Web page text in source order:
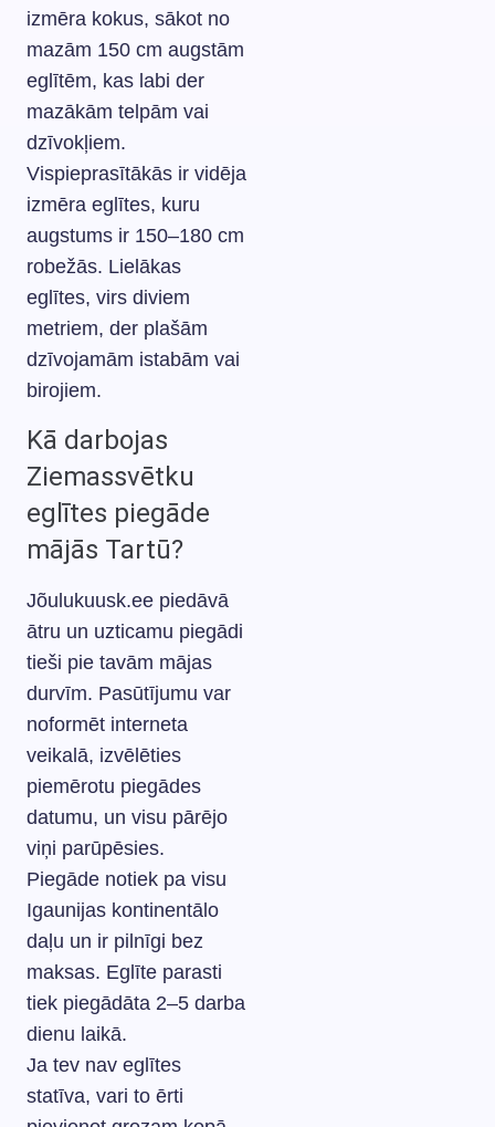
izmēra kokus, sākot no
mazām 150 cm augstām
eglītēm, kas labi der
mazākām telpām vai
dzīvokļiem.
Vispieprasītākās ir vidēja
izmēra eglītes, kuru
augstums ir 150–180 cm
robežās. Lielākas
eglītes, virs diviem
metriem, der plašām
dzīvojamām istabām vai
birojiem.
Kā darbojas
Ziemassvētku
eglītes piegāde
mājās Tartū?
Jõulukuusk.ee piedāvā
ātru un uzticamu piegādi
tieši pie tavām mājas
durvīm. Pasūtījumu var
noformēt interneta
veikalā, izvēlēties
piemērotu piegādes
datumu, un visu pārējo
viņi parūpēsies.
Piegāde notiek pa visu
Igaunijas kontinentālo
daļu un ir pilnīgi bez
maksas. Eglīte parasti
tiek piegādāta 2–5 darba
dienu laikā.
Ja tev nav eglītes
statīva, vari to ērti